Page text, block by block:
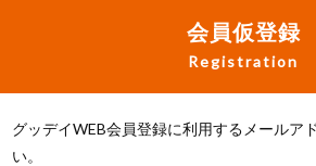
会員仮登録
Registration
グッデイWEB会員登録に利用するメールア
い。